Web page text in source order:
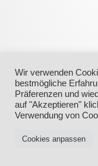
Wir verwenden
bestmögliche
Präferenzen und
auf "Akzeptieren"
Verwendung von
Cookies anpassen